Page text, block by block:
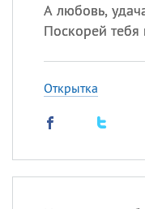
А любовь,
Поскорей тебя
Открытка